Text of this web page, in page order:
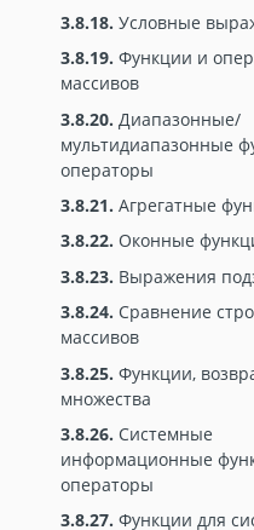
3.8.18. Условные
3.8.19. Функции и
массивов
3.8.20. Диапазонные/
мультидиапазонные
операторы
3.8.21. Агрегатные
3.8.22. Оконные
3.8.23. Выражения
3.8.24. Сравнение
массивов
3.8.25. Функции,
множества
3.8.26. Системные
информационные
операторы
3.8.27. Функции для